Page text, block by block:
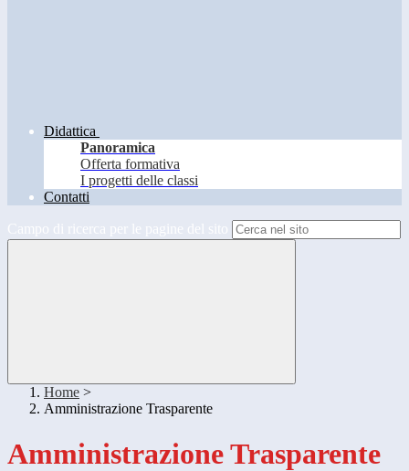
Didattica
Panoramica
Offerta formativa
I progetti delle classi
Contatti
Campo di ricerca per le pagine del sito
Home >
Amministrazione Trasparente
Amministrazione Trasparente